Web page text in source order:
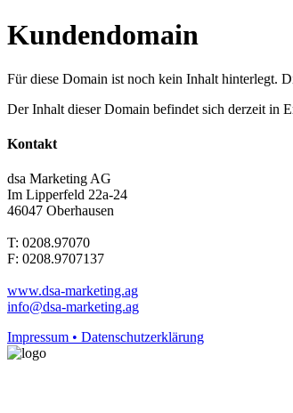
Kundendomain
Für diese Domain ist noch kein Inhalt hinterlegt.
Der Inhalt dieser Domain befindet sich derzeit in
Kontakt
dsa Marketing AG
Im Lipperfeld 22a-24
46047 Oberhausen
T: 0208.97070
F: 0208.9707137
www.dsa-marketing.ag
info@dsa-marketing.ag
Impressum • Datenschutzerklärung